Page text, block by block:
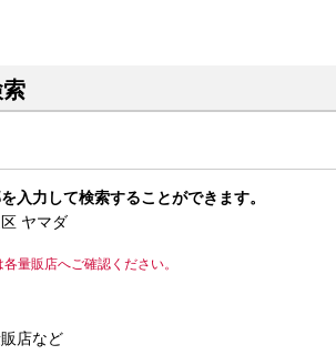
入力して検索することができます。
ヤマダ
量販店へご確認ください。
店など